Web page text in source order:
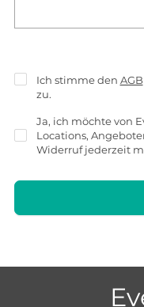
Ich stimme den AGB
zu.
Ja, ich möchte von
Locations,
Widerruf jederzeit